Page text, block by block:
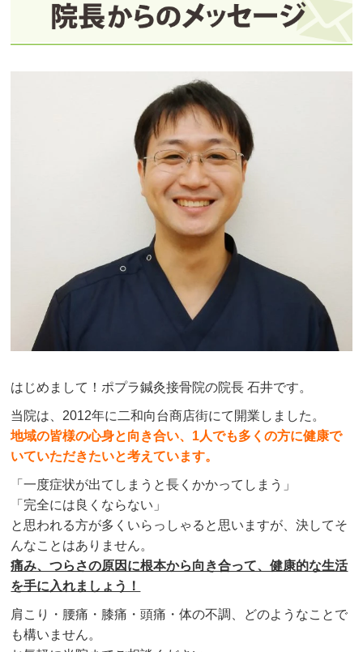
はじめまして！ポプラ鍼灸接骨院の院長 石井です。
当院は、2012年に二和向台商店街にて開業しました。
地域の皆様の心身と向き合い、1人でも多くの方に健康で
いていただきたいと考えています。
「一度症状が出てしまうと長くかかってしまう」
「完全には良くならない」
と思われる方が多くいらっしゃると思いますが、決してそ
んなことはありません。
痛み、つらさの原因に根本から向き合って、健康的な生活
を手に入れましょう！
肩こり・腰痛・膝痛・頭痛・体の不調、どのようなことで
も構いません。